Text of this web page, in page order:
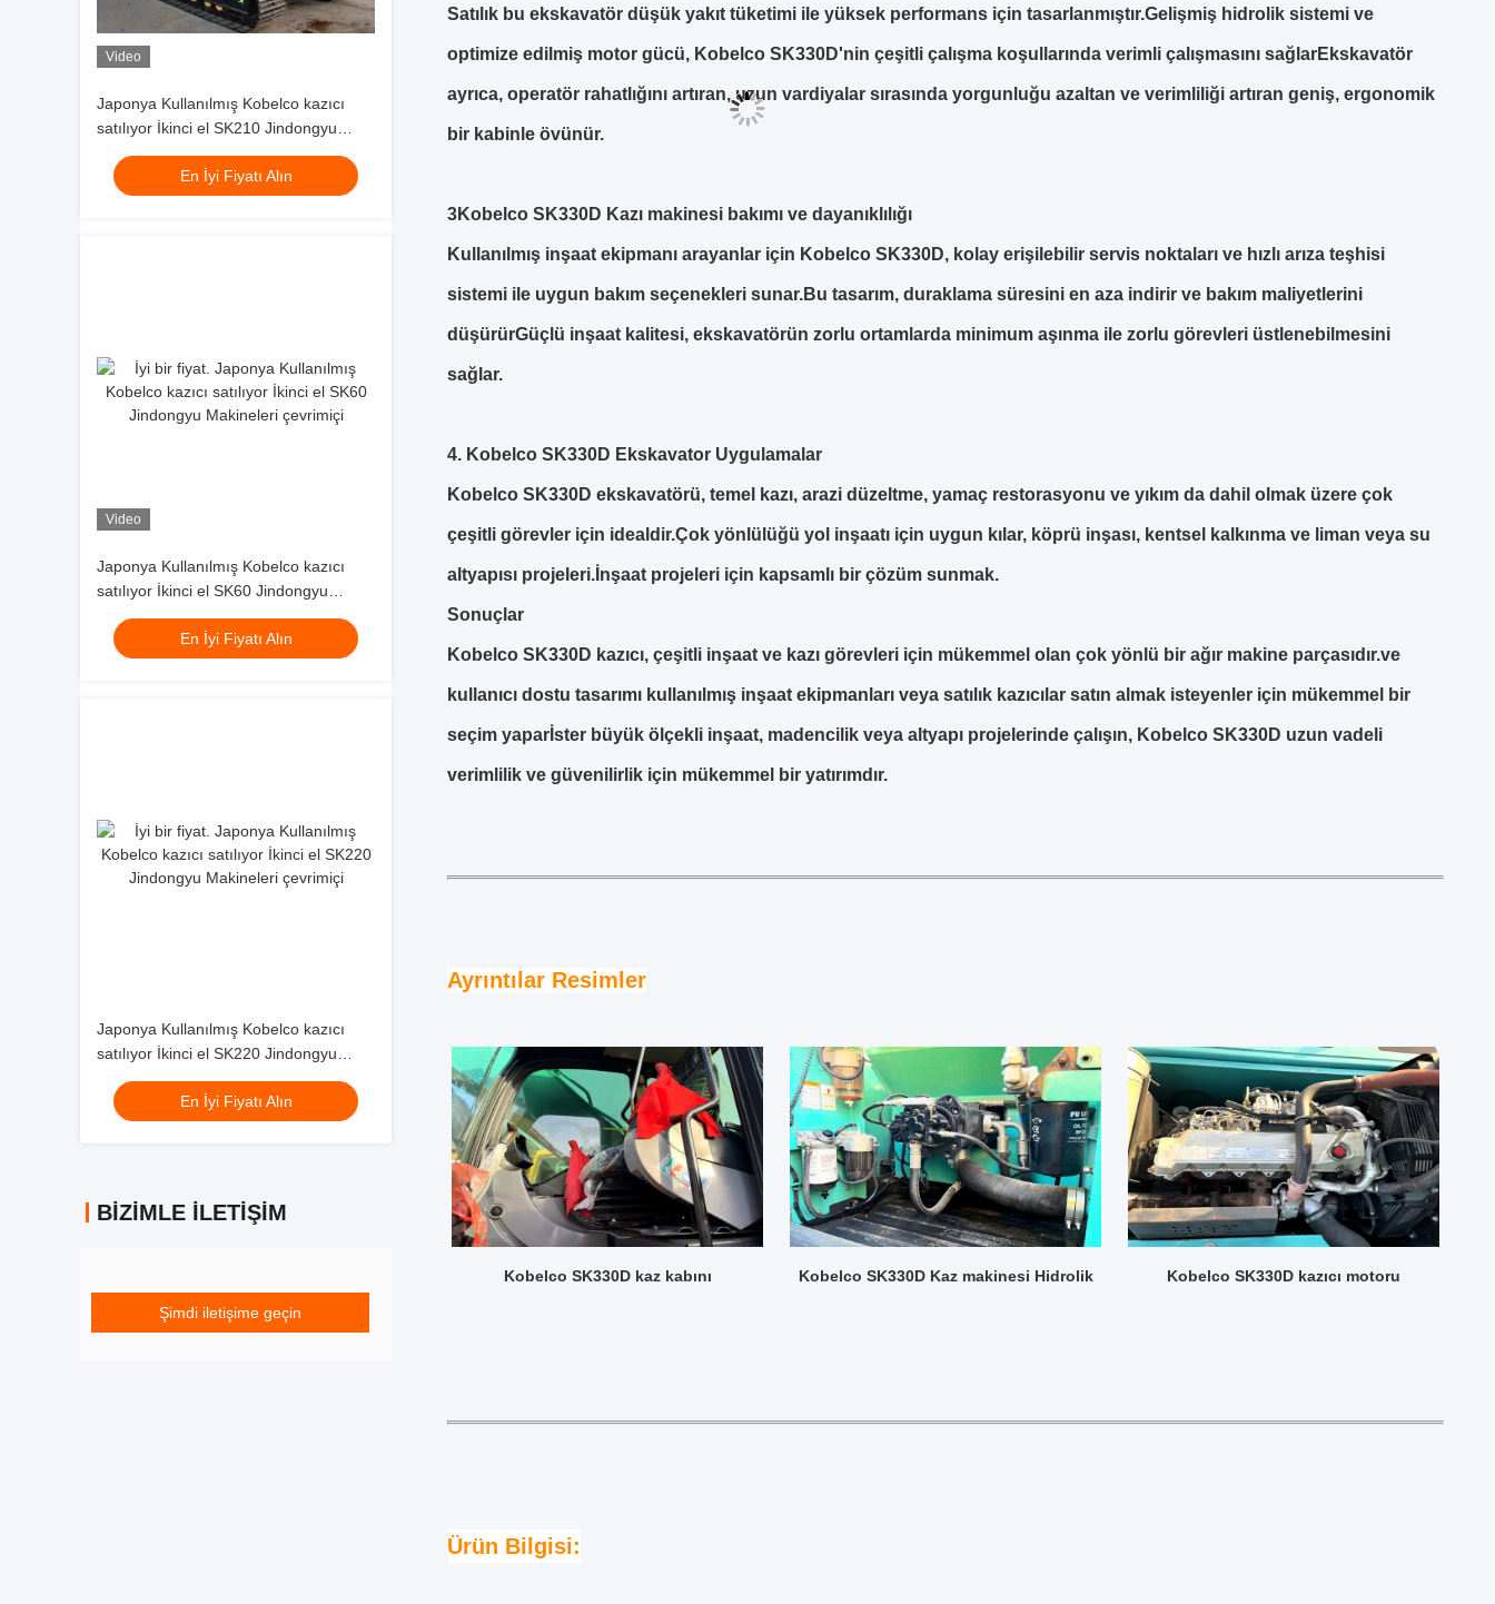
Video
Japonya Kullanılmış Kobelco kazıcı
satılıyor İkinci el SK210 Jindongyu
Makineleri
En İyi Fiyatı Alın
Video
Japonya Kullanılmış Kobelco kazıcı
satılıyor İkinci el SK60 Jindongyu
Makineleri
En İyi Fiyatı Alın
Japonya Kullanılmış Kobelco kazıcı
satılıyor İkinci el SK220 Jindongyu
Makineleri
En İyi Fiyatı Alın
BIZIMLE İLETIŞIM
Şimdi iletişime geçin
Satılık bu ekskavatör düşük yakıt tüketimi ile yüksek performans için tasarlanmıştır.Gelişmiş hidrolik sistemi ve
optimize edilmiş motor gücü, Kobelco SK330D'nin çeşitli çalışma koşullarında verimli çalışmasını sağlarEkskavatör
ayrıca, operatör rahatlığını artıran, uzun vardiyalar sırasında yorgunluğu azaltan ve verimliliği artıran geniş, ergonomik
bir kabinle övünür.
3Kobelco SK330D Kazı makinesi bakımı ve dayanıklılığı
Kullanılmış inşaat ekipmanı arayanlar için Kobelco SK330D, kolay erişilebilir servis noktaları ve hızlı arıza teşhisi
sistemi ile uygun bakım seçenekleri sunar.Bu tasarım, duraklama süresini en aza indirir ve bakım maliyetlerini
düşürürGüçlü inşaat kalitesi, ekskavatörün zorlu ortamlarda minimum aşınma ile zorlu görevleri üstlenebilmesini
sağlar.
4. Kobelco SK330D Ekskavator Uygulamalar
Kobelco SK330D ekskavatörü, temel kazı, arazi düzeltme, yamaç restorasyonu ve yıkım da dahil olmak üzere çok
çeşitli görevler için idealdir.Çok yönlülüğü yol inşaatı için uygun kılar, köprü inşası, kentsel kalkınma ve liman veya su
altyapısı projeleri.İnşaat projeleri için kapsamlı bir çözüm sunmak.
Sonuçlar
Kobelco SK330D kazıcı, çeşitli inşaat ve kazı görevleri için mükemmel olan çok yönlü bir ağır makine parçasıdır.ve
kullanıcı dostu tasarımı kullanılmış inşaat ekipmanları veya satılık kazıcılar satın almak isteyenler için mükemmel bir
seçim yaparİster büyük ölçekli inşaat, madencilik veya altyapı projelerinde çalışın, Kobelco SK330D uzun vadeli
verimlilik ve güvenilirlik için mükemmel bir yatırımdır.
Ayrıntılar Resimler
Kobelco SK330D kaz kabını Kobelco SK330D Kaz makinesi Hidrolik Kobelco SK330D kazıcı motoru
Ürün Bilgisi: